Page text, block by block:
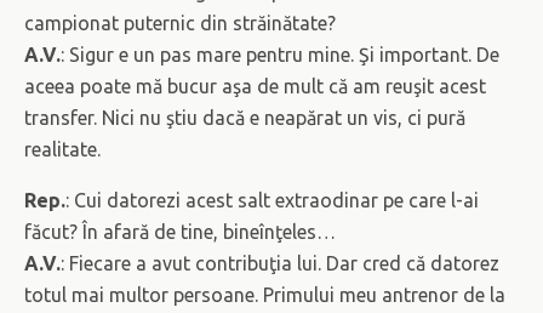
campionat puternic din străinătate?
A.V.: Sigur e un pas mare pentru mine. Şi important. De
aceea poate mă bucur aşa de mult că am reuşit acest
transfer. Nici nu ştiu dacă e neapărat un vis, ci pură
realitate.
Rep.: Cui datorezi acest salt extraodinar pe care l-ai
făcut? În afară de tine, bineînţeles…
A.V.: Fiecare a avut contribuţia lui. Dar cred că datorez
totul mai multor persoane. Primului meu antrenor de la